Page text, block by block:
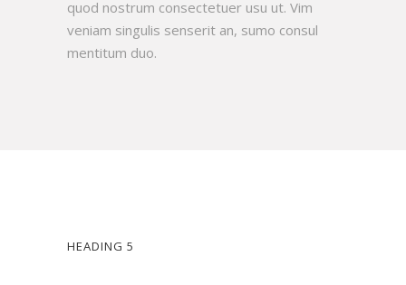
quod nostrum consectetuer usu ut. Vim
veniam singulis senserit an, sumo consul
mentitum duo.
HEADING 5